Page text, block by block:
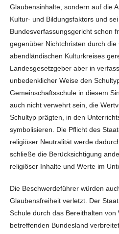
Glaubensinhalte, sondern auf die
Kultur- und Bildungsfaktors und
Bundesverfassungsgericht schon
gegenüber Nichtchristen durch die
abendländischen Kulturkreises
Landesgesetzgeber aber in
unbedenklicher Weise den
Gemeinschaftsschule in diesem
auch nicht verwehrt sein, die
Schultyp prägten, in den
symbolisieren. Die Pflicht des
religiöser Neutralität werde
schließe die Berücksichtigung
religiöser Inhalte und Werte im
Die Beschwerdeführer würden
Glaubensfreiheit verletzt. Der
Schule durch das Bereithalten
betreffenden Bundesland